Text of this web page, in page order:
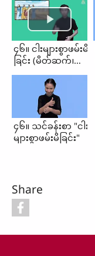
၄၆။ ငါးများစွာဖမ်းမိ
ခြင်း (မိတ်ဆက်၊
သင်ခန်းစာ)
၄၆။ သင်ခန်းစာ "ငါး
များစွာဖမ်းမိခြင်း"
Share